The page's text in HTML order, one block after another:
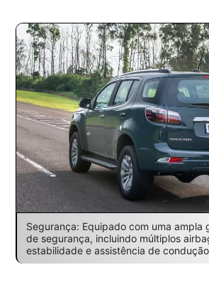
Segurança: Equipado com uma ampla
de segurança, incluindo múltiplos
estabilidade e assistência de